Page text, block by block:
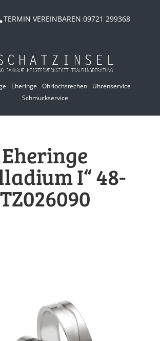
TERMIN VEREINBAREN 09721 299368
Eheringe Ohrlochstechen
Uhrenservice
Schmuckservice
Eheringe
I“ 48-
TZ026090